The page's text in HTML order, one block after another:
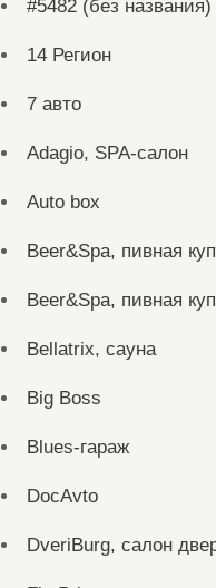
#5482 (без названия)
14 Регион
7 авто
Adagio, SPA-салон
Auto box
Beer&Spa, пивная
Beer&Spa, пивная
Bellatrix, сауна
Big Boss
Blues-гараж
DocAvto
DveriBurg, салон